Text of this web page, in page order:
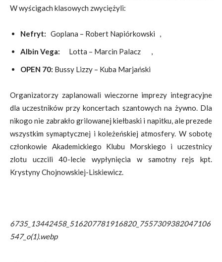
W wyścigach klasowych zwyciężyli:
Nefryt: Goplana – Robert Napiórkowski ,
Albin Vega: Lotta – Marcin Palacz ,
OPEN 70: Bussy Lizzy – Kuba Marjański
Organizatorzy zaplanowali wieczorne imprezy integracyjne
dla uczestników przy koncertach szantowych na żywno. Dla
nikogo nie zabrakło grilowanej kiełbaski i napitku, ale prezede
wszystkim symaptycznej i koleżeńskiej atmosfery. W sobotę
członkowie Akademickiego Klubu Morskiego i uczestnicy
zlotu uczcili 40-lecie wypłynięcia w samotny rejs kpt.
Krystyny Chojnowskiej-Liskiewicz.
6735_13442458_516207781916820_7557309382047106
547_o(1).webp